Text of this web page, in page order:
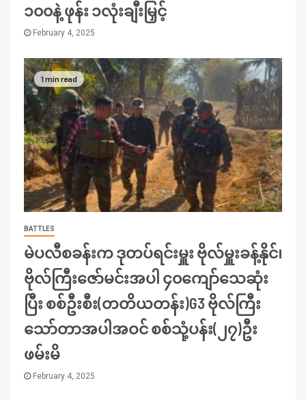
၁၀၀နဲ့ ဖုန်း ၁လုံးချီးမြှင့်
February 4, 2025
1 min read
BATTLES
မဲပလီစခန်းက ဒုတပ်ရင်းမှူး ဗိုလ်မှူးခန့်နိုင်၊
ဗိုလ်ကြီးဇော်မင်းအပါ ၄၀ကျော်သေဆုံး
ပြီး စစ်ဦးစီး(တတိယတန်း)G3 ဗိုလ်ကြီး
သော်တာအပါအဝင် စစ်သုံ့ပန်း(၂၇)ဦး
ဖမ်းမိ
February 4, 2025